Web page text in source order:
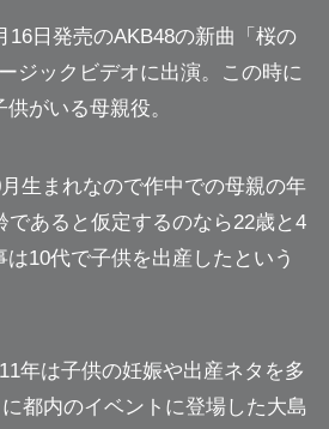
16日発売のAKB48の新曲「桜の
ジックビデオに出演。この時に
がいる母親役。
生まれなので作中での母親の年
であると仮定するのなら22歳と4
10代で子供を出産したという
年は子供の妊娠や出産ネタを多
都内のイベントに登場した大島